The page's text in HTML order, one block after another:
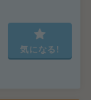
気になる!